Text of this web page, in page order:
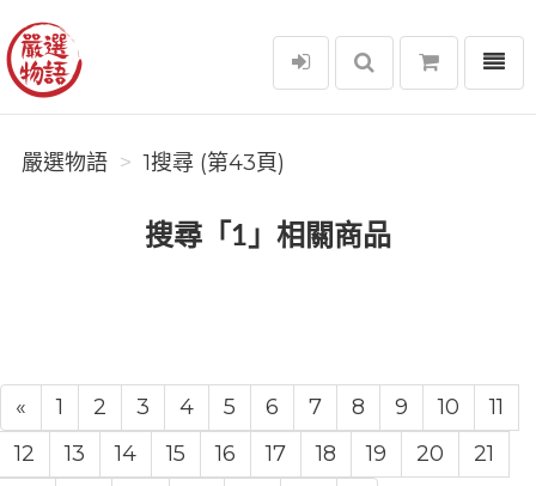
嚴選物語
選單
嚴選物語 1搜尋 (第43頁)
搜尋「1」相關商品
« 1 2 3 4 5 6 7 8 9 10
11
12
13 14 15 16 17 18 19 20
21